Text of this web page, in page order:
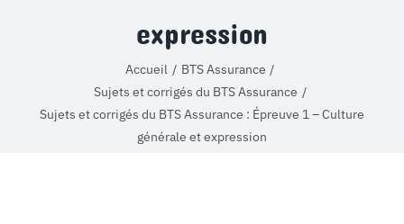
MON COMPTE
expression
Accueil
BTS Assurance
Sujets et corrigés du BTS Assurance
Sujets et corrigés du BTS Assurance : Épreuve 1 – Culture
générale et expression